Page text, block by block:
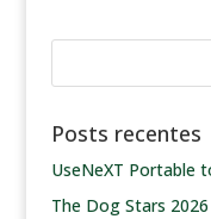
Posts recentes
UseNeXT Portable
The Dog Stars